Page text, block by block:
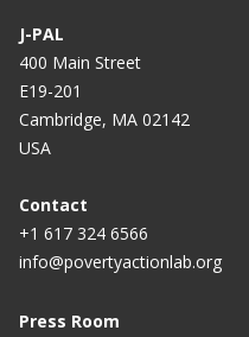
J-PAL
400 Main Street
E19-201
Cambridge, MA 02142
USA
Contact
+1 617 324 6566
info@povertyactionlab.org
Press Room